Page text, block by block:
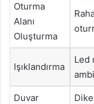
Oturma
Alanı
Oluşturma
Işıklandırma
Led
Duvar